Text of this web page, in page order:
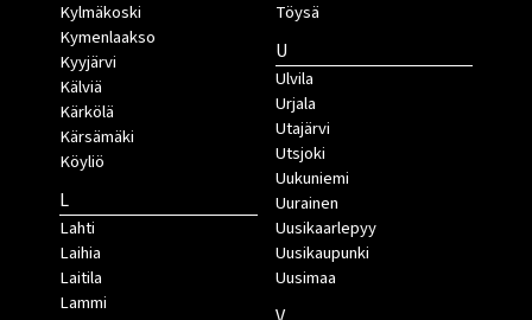
Kylmäkoski
Kymenlaakso
Kyyjärvi
Kälviä
Kärkölä
Kärsämäki
Köyliö
L
Lahti
Laihia
Laitila
Lammi
Töysä
U
Ulvila
Urjala
Utajärvi
Utsjoki
Uukuniemi
Uurainen
Uusikaarlepyy
Uusikaupunki
Uusimaa